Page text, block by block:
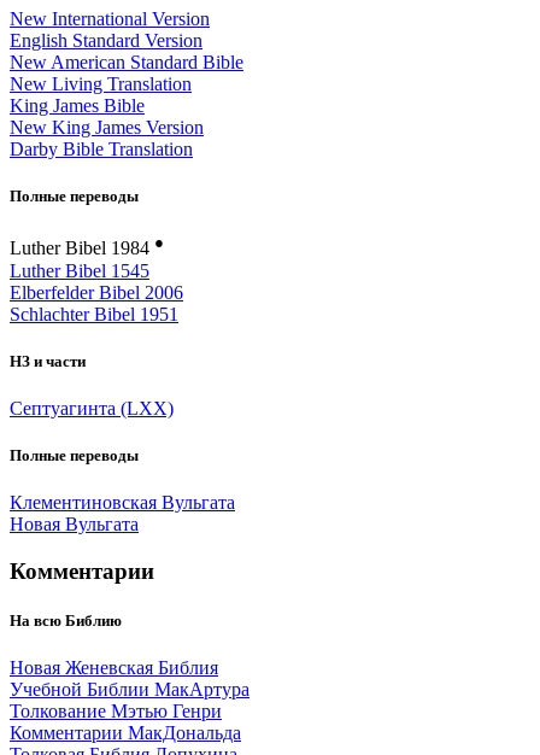
New International Version
English Standard Version
New American Standard Bible
New Living Translation
King James Bible
New King James Version
Darby Bible Translation
Полные переводы
Luther Bibel 1984 ●
Luther Bibel 1545
Elberfelder Bibel 2006
Schlachter Bibel 1951
НЗ и части
Септуагинта (LXX)
Полные переводы
Клементиновская Вульгата
Новая Вульгата
Комментарии
На всю Библию
Новая Женевская Библия
Учебной Библии МакАртура
Толкование Мэтью Генри
Комментарии МакДональда